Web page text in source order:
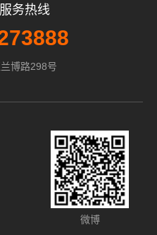
务热线
兰博路298号
微博